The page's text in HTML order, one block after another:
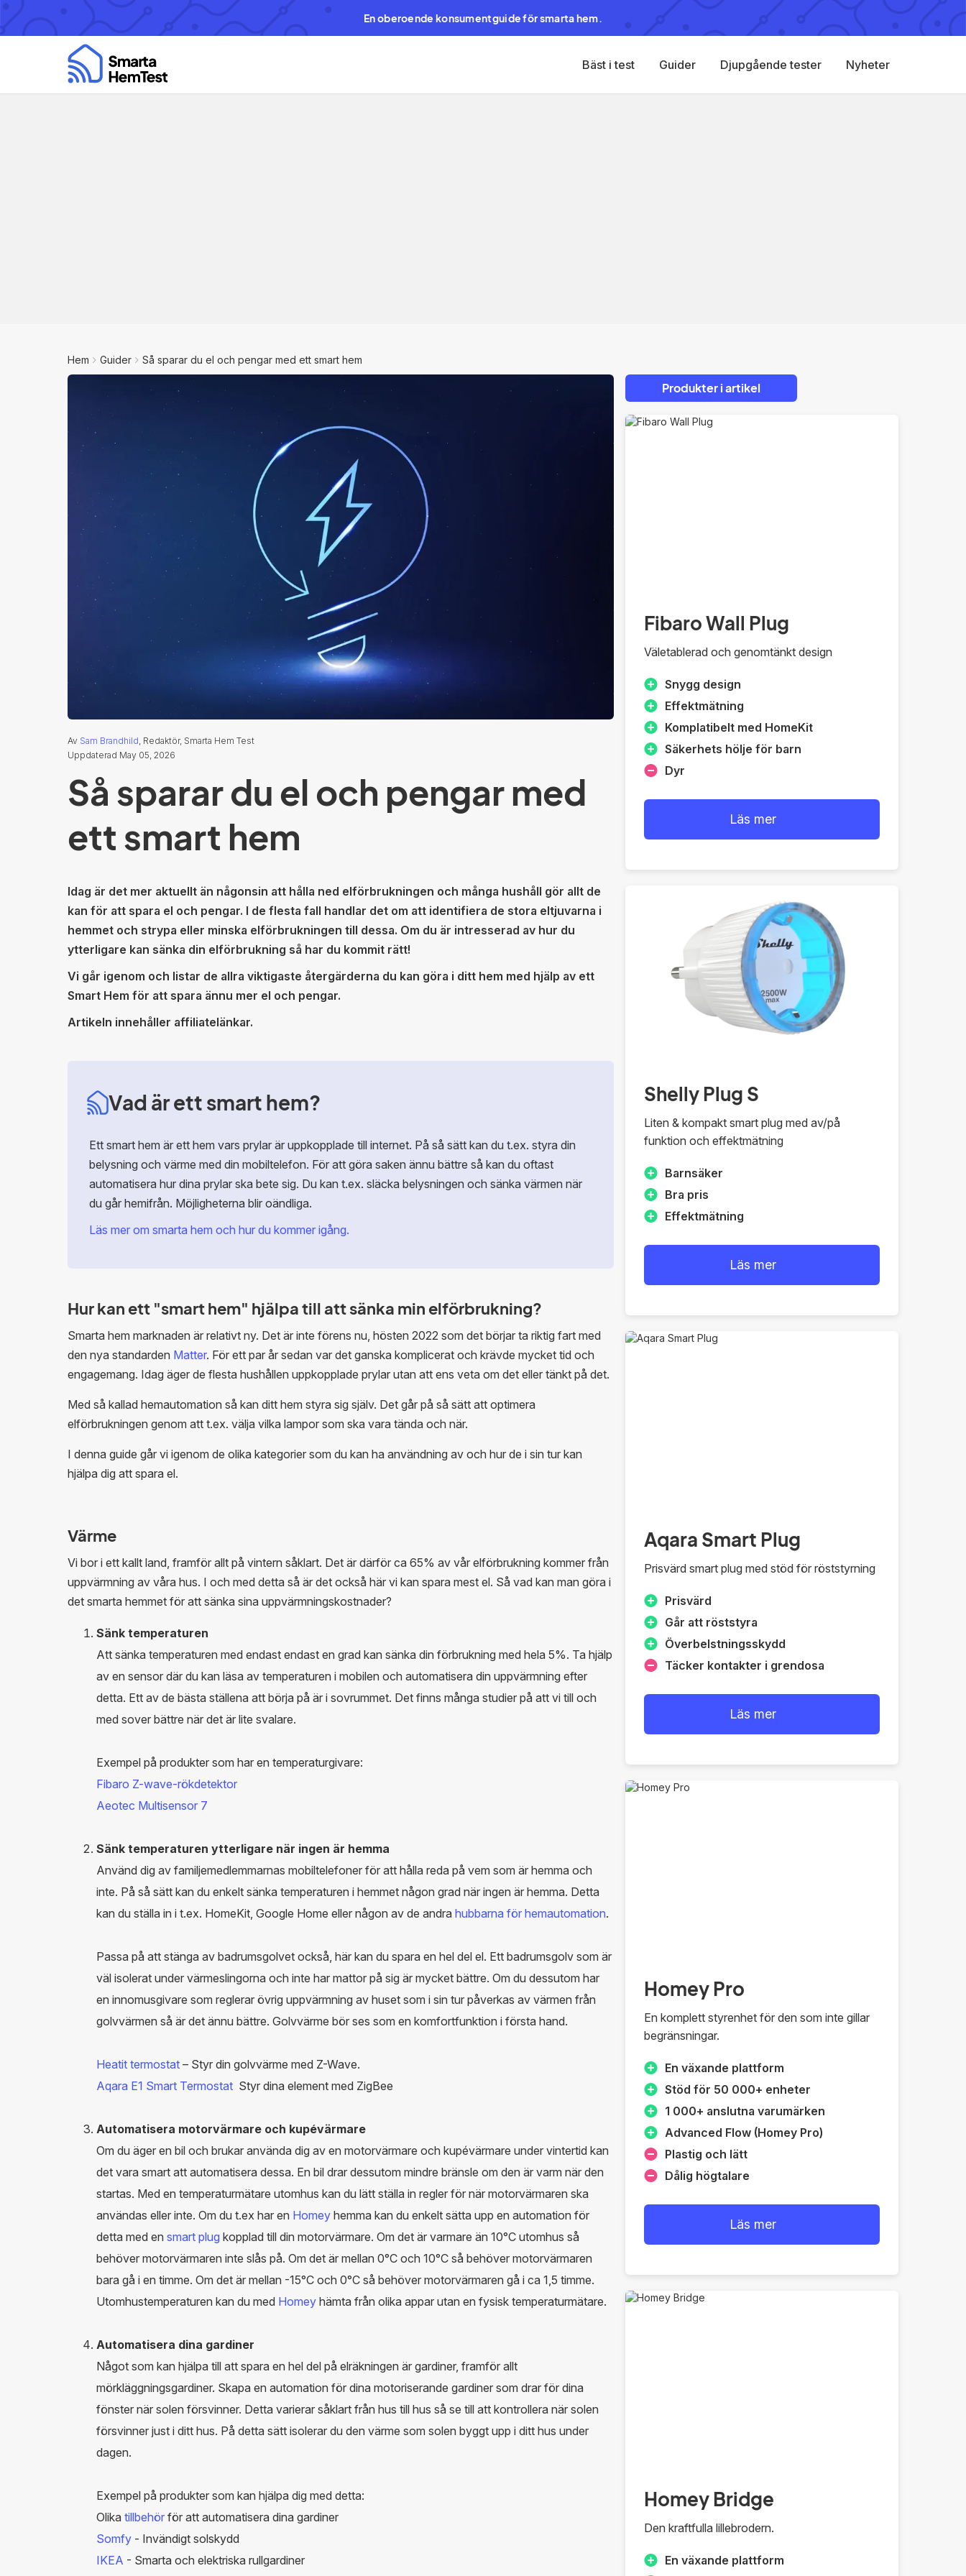
En oberoende konsumentguide för smarta hem.
Bäst i test Guider Djupgående tester Nyheter
Hem Guider Så sparar du el och pengar med ett smart hem
Av Sam Brandhild, Redaktör, Smarta Hem Test
Uppdaterad May 05, 2026
Så sparar du el och pengar med
ett smart hem
Idag är det mer aktuellt än någonsin att hålla ned elförbrukningen och många hushåll gör allt de
kan för att spara el och pengar. I de flesta fall handlar det om att identifiera de stora eltjuvarna i
hemmet och strypa eller minska elförbrukningen till dessa. Om du är intresserad av hur du
ytterligare kan sänka din elförbrukning så har du kommit rätt!
Vi går igenom och listar de allra viktigaste återgärderna du kan göra i ditt hem med hjälp av ett
Smart Hem för att spara ännu mer el och pengar.
Artikeln innehåller affiliatelänkar.
Vad är ett smart hem?
Ett smart hem är ett hem vars prylar är uppkopplade till internet. På så sätt kan du t.ex. styra din
belysning och värme med din mobiltelefon. För att göra saken ännu bättre så kan du oftast
automatisera hur dina prylar ska bete sig. Du kan t.ex. släcka belysningen och sänka värmen när
du går hemifrån. Möjligheterna blir oändliga.
Läs mer om smarta hem och hur du kommer igång.
Hur kan ett "smart hem" hjälpa till att sänka min elförbrukning?
Smarta hem marknaden är relativt ny. Det är inte förens nu, hösten 2022 som det börjar ta riktig fart med
den nya standarden Matter. För ett par år sedan var det ganska komplicerat och krävde mycket tid och
engagemang. Idag äger de flesta hushållen uppkopplade prylar utan att ens veta om det eller tänkt på det.
Med så kallad hemautomation så kan ditt hem styra sig själv. Det går på så sätt att optimera
elförbrukningen genom att t.ex. välja vilka lampor som ska vara tända och när.
I denna guide går vi igenom de olika kategorier som du kan ha användning av och hur de i sin tur kan
hjälpa dig att spara el.
Värme
Vi bor i ett kallt land, framför allt på vintern såklart. Det är därför ca 65% av vår elförbrukning kommer från
uppvärmning av våra hus. I och med detta så är det också här vi kan spara mest el. Så vad kan man göra i
det smarta hemmet för att sänka sina uppvärmningskostnader?
Sänk temperaturen
Att sänka temperaturen med endast endast en grad kan sänka din förbrukning med hela 5%. Ta hjälp
av en sensor där du kan läsa av temperaturen i mobilen och automatisera din uppvärmning efter
detta. Ett av de bästa ställena att börja på är i sovrummet. Det finns många studier på att vi till och
med sover bättre när det är lite svalare.
Exempel på produkter som har en temperaturgivare:
Fibaro Z-wave-rökdetektor
Aeotec Multisensor 7
Sänk temperaturen ytterligare när ingen är hemma
Använd dig av familjemedlemmarnas mobiltelefoner för att hålla reda på vem som är hemma och
inte. På så sätt kan du enkelt sänka temperaturen i hemmet någon grad när ingen är hemma. Detta
kan du ställa in i t.ex. HomeKit, Google Home eller någon av de andra hubbarna för hemautomation.
Passa på att stänga av badrumsgolvet också, här kan du spara en hel del el. Ett badrumsgolv som är
väl isolerat under värmeslingorna och inte har mattor på sig är mycket bättre. Om du dessutom har
en innomusgivare som reglerar övrig uppvärmning av huset som i sin tur påverkas av värmen från
golvvärmen så är det ännu bättre. Golvvärme bör ses som en komfortfunktion i första hand.
Heatit termostat – Styr din golvvärme med Z-Wave.
Aqara E1 Smart Termostat Styr dina element med ZigBee
Automatisera motorvärmare och kupévärmare
Om du äger en bil och brukar använda dig av en motorvärmare och kupévärmare under vintertid kan
det vara smart att automatisera dessa. En bil drar dessutom mindre bränsle om den är varm när den
startas. Med en temperaturmätare utomhus kan du lätt ställa in regler för när motorvärmaren ska
användas eller inte. Om du t.ex har en Homey hemma kan du enkelt sätta upp en automation för
detta med en smart plug kopplad till din motorvärmare. Om det är varmare än 10°C utomhus så
behöver motorvärmaren inte slås på. Om det är mellan 0°C och 10°C så behöver motorvärmaren
bara gå i en timme. Om det är mellan -15°C och 0°C så behöver motorvärmaren gå i ca 1,5 timme.
Utomhustemperaturen kan du med Homey hämta från olika appar utan en fysisk temperaturmätare.
Automatisera dina gardiner
Något som kan hjälpa till att spara en hel del på elräkningen är gardiner, framför allt
mörkläggningsgardiner. Skapa en automation för dina motoriserande gardiner som drar för dina
fönster när solen försvinner. Detta varierar såklart från hus till hus så se till att kontrollera när solen
försvinner just i ditt hus. På detta sätt isolerar du den värme som solen byggt upp i ditt hus under
dagen.
Exempel på produkter som kan hjälpa dig med detta:
Olika tillbehör för att automatisera dina gardiner
Somfy - Invändigt solskydd
IKEA - Smarta och elektriska rullgardiner
Produkter i artikel
Fibaro Wall Plug
Väletablerad och genomtänkt design
Snygg design
Effektmätning
Komplatibelt med HomeKit
Säkerhets hölje för barn
Dyr
Läs mer
Shelly Plug S
Liten & kompakt smart plug med av/på
funktion och effektmätning
Barnsäker
Bra pris
Effektmätning
Läs mer
Aqara Smart Plug
Prisvärd smart plug med stöd för röststyrning
Prisvärd
Går att röststyra
Överbelstningsskydd
Täcker kontakter i grendosa
Läs mer
Homey Pro
En komplett styrenhet för den som inte gillar
begränsningar.
En växande plattform
Stöd för 50 000+ enheter
1 000+ anslutna varumärken
Advanced Flow (Homey Pro)
Plastig och lätt
Dålig högtalare
Läs mer
Homey Bridge
Den kraftfulla lillebrodern.
En växande plattform